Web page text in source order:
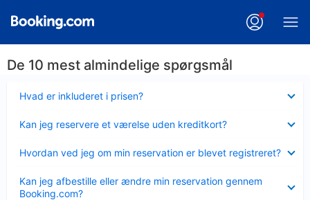
De 10 mest almindelige spørgsmål
Hvad er inkluderet i prisen?
Kan jeg reservere et værelse uden kreditkort?
Hvordan ved jeg om min reservation er blevet registreret?
Kan jeg afbestille eller ændre min reservation gennem
Booking.com?